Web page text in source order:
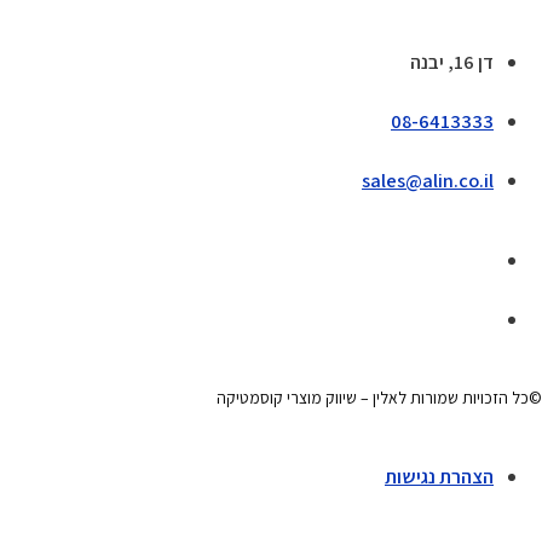
דן 16, יבנה
08-6413333
sales@alin.co.il
©כל הזכויות שמורות לאלין – שיווק מוצרי קוסמטיקה
הצהרת נגישות